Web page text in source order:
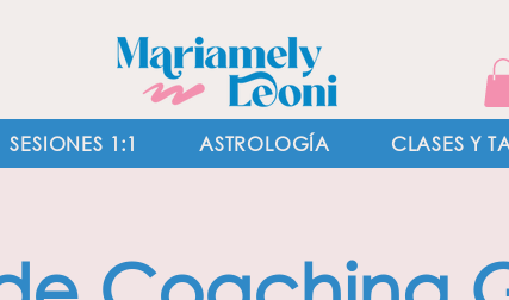
SESIONES 1:1 ASTROLOGÍA CLASES Y